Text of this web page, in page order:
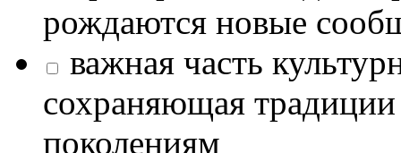
рождаются новые
важная часть
сохраняющая
поколениям